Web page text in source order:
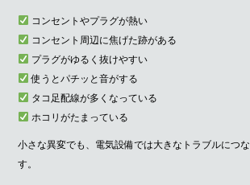
コンセントやプラグが熱い
コンセント周辺に焦げた跡がある
プラグがゆるく抜けやすい
使うとパチッと音がする
タコ足配線が多くなっている
ホコリがたまっている
小さな異変でも、電気設備では大きなトラブルにつ
す。